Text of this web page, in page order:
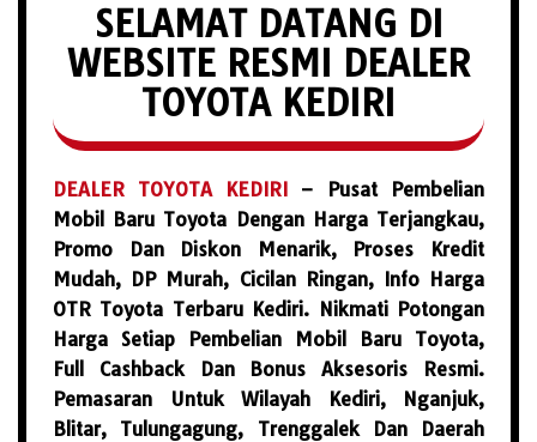
SELAMAT DATANG DI
WEBSITE RESMI DEALER
TOYOTA KEDIRI
DEALER TOYOTA KEDIRI– Pusat Pembelian
Mobil Baru Toyota Dengan Harga Terjangkau,
Promo Dan Diskon Menarik, Proses Kredit
Mudah, DP Murah, Cicilan Ringan, Info Harga
OTR Toyota Terbaru Kediri. Nikmati Potongan
Harga Setiap Pembelian Mobil Baru Toyota,
Full Cashback Dan Bonus Aksesoris Resmi.
Pemasaran Untuk Wilayah Kediri, Nganjuk,
Blitar, Tulungagung, Trenggalek Dan Daerah